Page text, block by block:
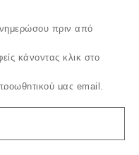
πριν από
κάνοντας κλικ στο
μας email.